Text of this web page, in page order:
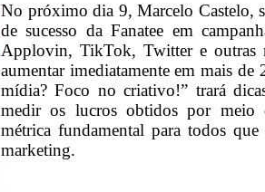
No próximo dia 9, Marcelo Castelo,
de sucesso da Fanatee em
Applovin, TikTok, Twitter e outras
aumentar imediatamente em mais
mídia? Foco no criativo!” trará
medir os lucros obtidos por meio
métrica fundamental para todos
marketing.